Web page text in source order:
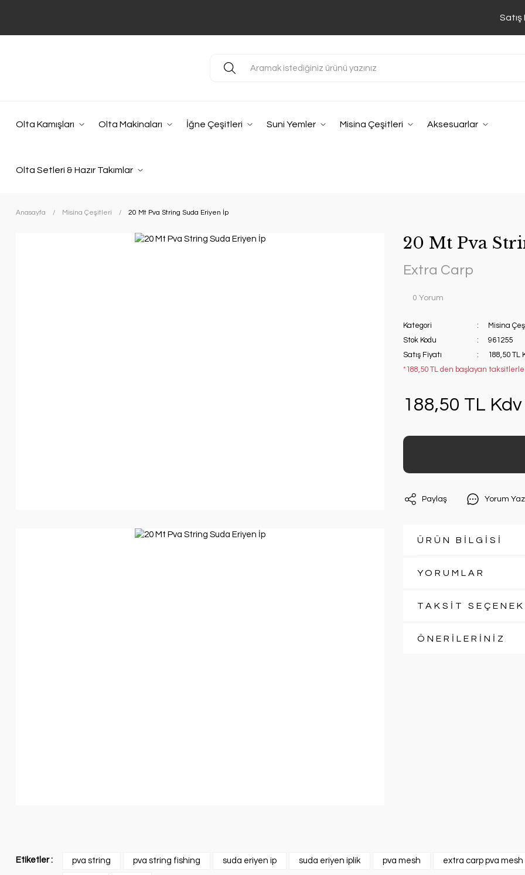
Satış
Olta Kamışları Olta Makinaları İğne Çeşitleri Suni Yemler Misina Çeşitleri Aksesuarlar
Olta Setleri & Hazır Takımlar
Anasayfa Misina Çeşitleri 20 Mt Pva String Suda Eriyen İp
20 Mt Pva
Extra Carp
0 Yorum
Kategori
Misina
Stok Kodu
961255
Satış Fiyatı
188,50 TL
*188,50 TL den başlayan
188,50 TL
Paylaş Yorum Yaz
ÜRÜN BİLGİSİ
YORUMLAR
TAKSİT
ÖNERİLERİNİZ
Etiketler : pva string pva string fishing suda eriyen ip suda eriyen iplik pva mesh extra carp pva mesh